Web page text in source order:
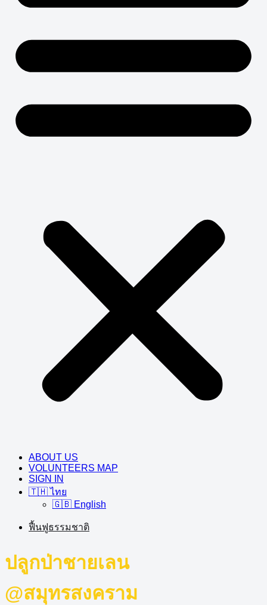
ABOUT US
VOLUNTEERS MAP
SIGN IN
🇹🇭 ไทย
🇬🇧 English
ฟื้นฟูธรรมชาติ
ปลูกป่าชายเลน
@สมุทรสงคราม